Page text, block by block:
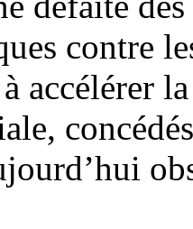
contre
accélérer